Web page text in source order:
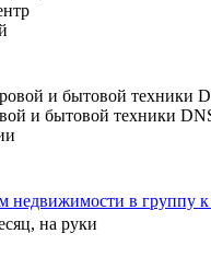
и бытовой техники
недвижимости в группу
на руки